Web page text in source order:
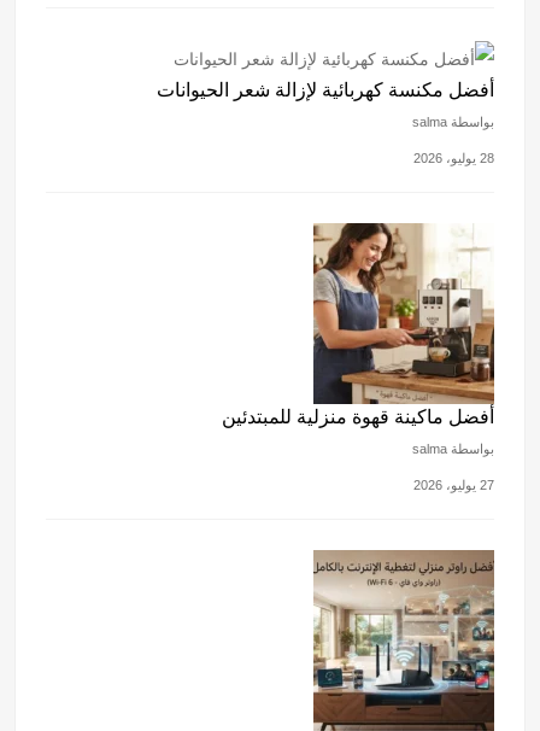
أفضل مكنسة كهربائية لإزالة شعر الحيوانات
بواسطة salma
28 يوليو، 2026
أفضل ماكينة قهوة منزلية للمبتدئين
بواسطة salma
27 يوليو، 2026